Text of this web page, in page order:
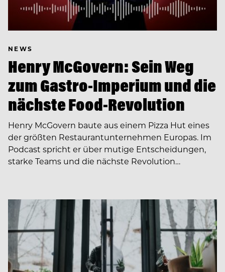
NEWS
Henry McGovern: Sein Weg
zum Gastro-Imperium und die
nächste Food-Revolution
Henry McGovern baute aus einem Pizza Hut eines
der größten Restaurantunternehmen Europas. Im
Podcast spricht er über mutige Entscheidungen,
starke Teams und die nächste Revolution…